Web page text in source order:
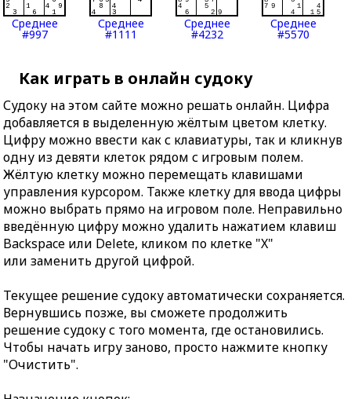
Среднее
#997
Среднее
#1111
Среднее
#4232
Среднее
#5570
Как играть в онлайн судоку
Судоку на этом сайте можно решать онлайн. Цифра
добавляется в выделенную жёлтым цветом клетку.
Цифру можно ввести как с клавиатуры, так и кликнув
одну из девяти клеток рядом с игровым полем.
Жёлтую клетку можно перемещать клавишами
управления курсором. Также клетку для ввода цифры
можно выбрать прямо на игровом поле. Неправильно
введённую цифру можно удалить нажатием клавиш
Backspace или Delete, кликом по клетке "X"
или заменить другой цифрой.
Текущее решение судоку автоматически сохраняется.
Вернувшись позже, вы сможете продолжить
решение судоку с того момента, где остановились.
Чтобы начать игру заново, просто нажмите кнопку
"Очистить".